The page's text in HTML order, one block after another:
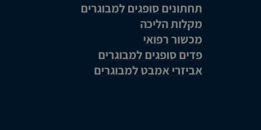
תחתונים סופגים למבוגרים
מקלות הליכה
מכשור רפואי
פדים סופגים למבוגרים
אביזרי אמבט למבוגרים